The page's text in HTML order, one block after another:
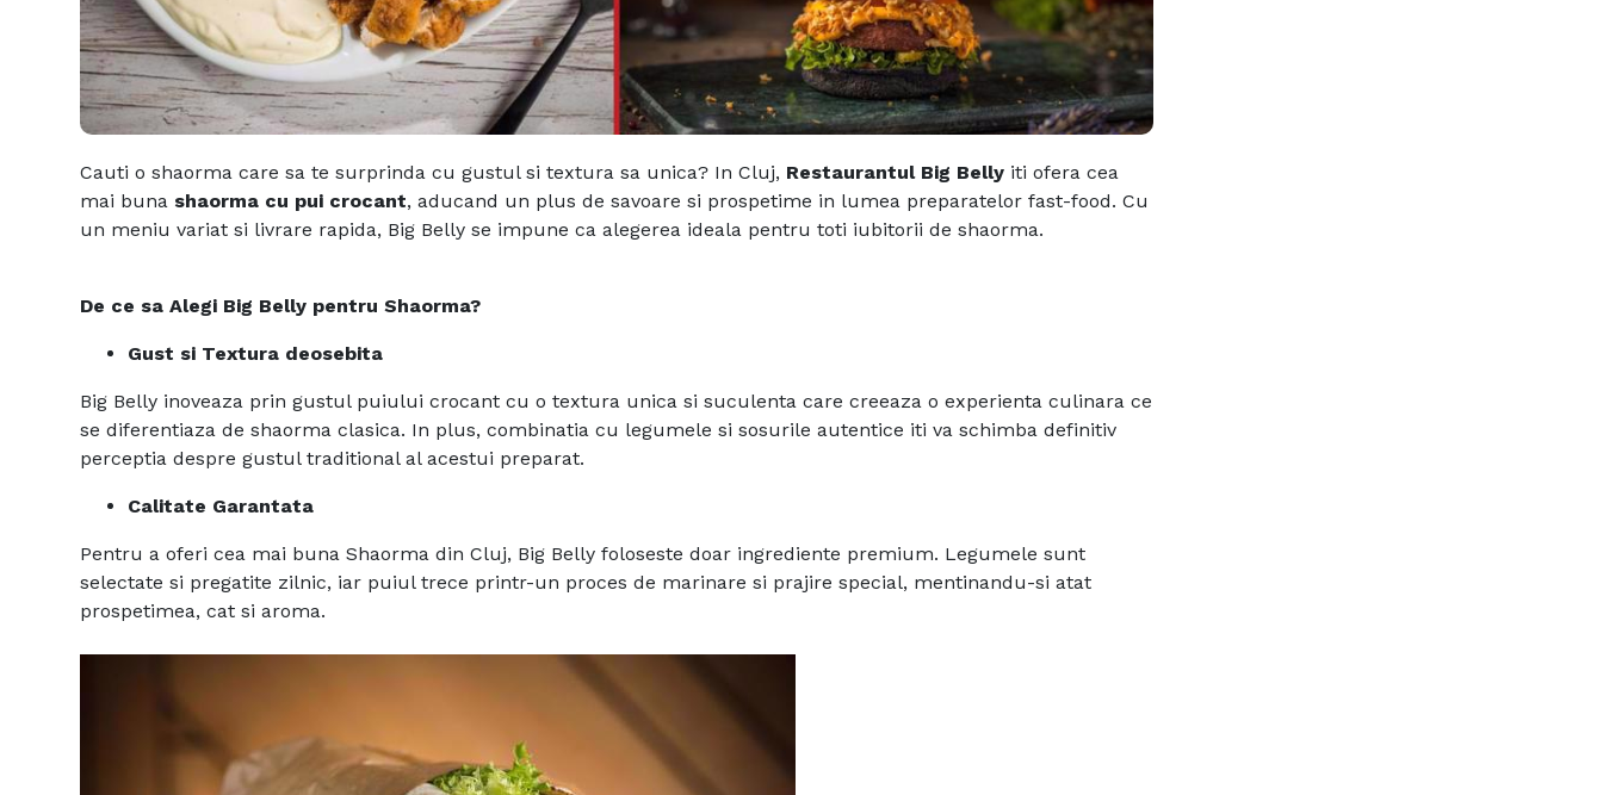
Cauti o shaorma care sa te surprinda cu gustul si textura sa unica? In Cluj, Restaurantul Big Belly iti ofera cea
mai buna shaorma cu pui crocant, aducand un plus de savoare si prospetime in lumea preparatelor fast-food. Cu
un meniu variat si livrare rapida, Big Belly se impune ca alegerea ideala pentru toti iubitorii de shaorma.
De ce sa Alegi Big Belly pentru Shaorma?
Gust si Textura deosebita
Big Belly inoveaza prin gustul puiului crocant cu o textura unica si suculenta care creeaza o experienta culinara ce
se diferentiaza de shaorma clasica. In plus, combinatia cu legumele si sosurile autentice iti va schimba definitiv
perceptia despre gustul traditional al acestui preparat.
Calitate Garantata
Pentru a oferi cea mai buna Shaorma din Cluj, Big Belly foloseste doar ingrediente premium. Legumele sunt
selectate si pregatite zilnic, iar puiul trece printr-un proces de marinare si prajire special, mentinandu-si atat
prospetimea, cat si aroma.